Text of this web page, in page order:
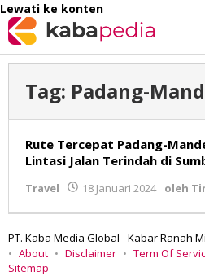
Lewati ke konten
Tag: Padang-
Rute Tercepat Padang-
Lintasi Jalan Terindah di
Travel 18 Januari 2024 oleh
PT. Kaba Media Global - Kabar Ranah
About
Disclaimer Term Of
Sitemap